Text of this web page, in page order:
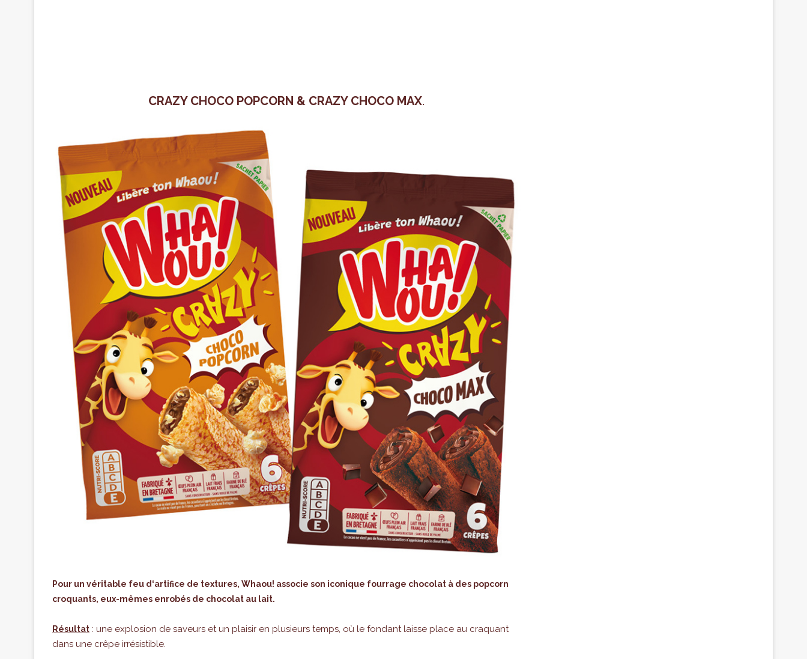
CRAZY CHOCO POPCORN & CRAZY CHOCO MAX.
Pour un véritable feu d‘artifice de textures, Whaou! associe son iconique fourrage chocolat à des popcorn
croquants, eux-mêmes enrobés de chocolat au lait.
Résultat : une explosion de saveurs et un plaisir en plusieurs temps, où le fondant laisse place au craquant
dans une crêpe irrésistible.